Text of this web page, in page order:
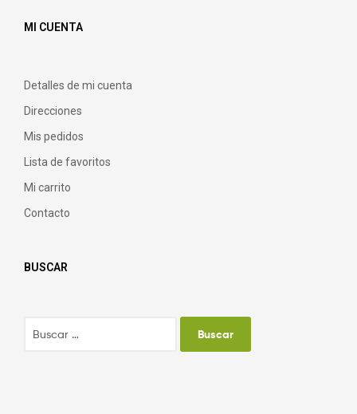
MI CUENTA
Detalles de mi cuenta
Direcciones
Mis pedidos
Lista de favoritos
Mi carrito
Contacto
BUSCAR